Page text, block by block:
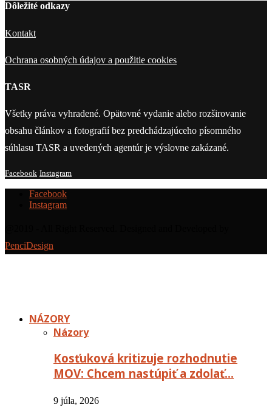
Dôležité odkazy
Kontakt
Ochrana osobných údajov a použitie cookies
TASR
Všetky práva vyhradené. Opätovné vydanie alebo rozširovanie
obsahu článkov a fotografií bez predchádzajúceho písomného
súhlasu TASR a uvedených agentúr je výslovne zakázané.
Facebook Instagram
Facebook
Instagram
PenciDesign
NÁZORY
Názory
Kosťuková kritizuje rozhodnutie
MOV: Chcem nastúpiť a zdolať…
9 júla, 2026